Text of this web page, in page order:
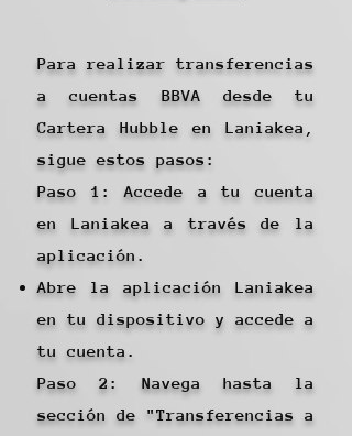
Para realizar transferencias
a cuentas BBVA desde tu
Cartera Hubble en Laniakea,
sigue estos pasos:
Paso 1: Accede a tu cuenta
en Laniakea a través de la
aplicación.
Abre la aplicación Laniakea
en tu dispositivo y accede a
tu cuenta.
Paso 2: Navega hasta la
sección de "Transferencias a